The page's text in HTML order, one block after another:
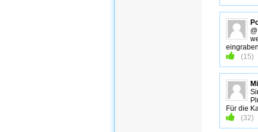
(15)
Für die
(32)